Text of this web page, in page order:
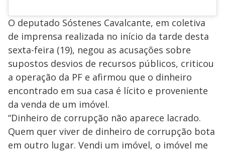
O deputado Sóstenes Cavalcante, em coletiva
de imprensa realizada no início da tarde desta
sexta-feira (19), negou as acusações sobre
supostos desvios de recursos públicos, criticou
a operação da PF e afirmou que o dinheiro
encontrado em sua casa é lícito e proveniente
da venda de um imóvel.
“Dinheiro de corrupção não aparece lacrado.
Quem quer viver de dinheiro de corrupção bota
em outro lugar. Vendi um imóvel, o imóvel me